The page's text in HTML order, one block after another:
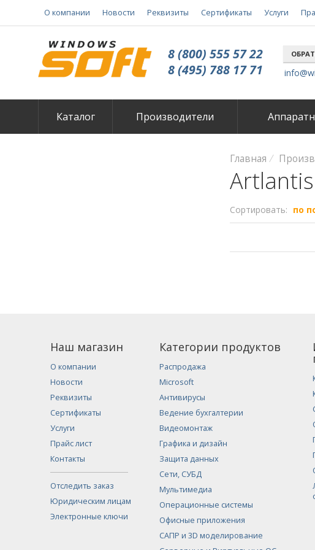
О компании Новости Реквизиты Сертификаты Услуги
8 (800) 555 57 22
8 (495) 788 17 71
Каталог Производители
Главная
Artlantis
Сортировать: по
Наш магазин
О компании
Новости
Реквизиты
Сертификаты
Услуги
Прайс лист
Контакты
Отследить заказ
Юридическим лицам
Электронные ключи
Категории продуктов
Распродажа
Microsoft
Антивирусы
Ведение бухгалтерии
Видеомонтаж
Графика и дизайн
Защита данных
Сети, СУБД
Мультимедиа
Операционные системы
Офисные приложения
САПР и 3D моделирование